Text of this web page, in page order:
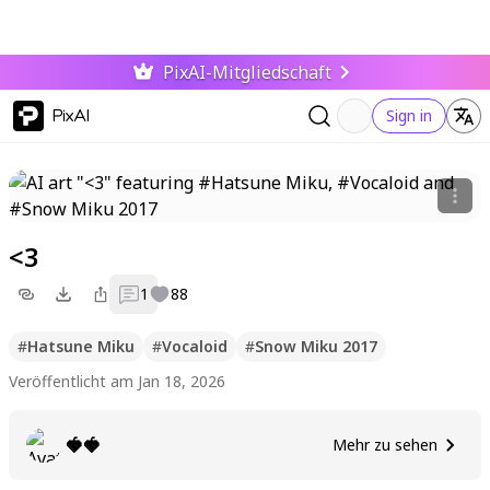
PixAI-Mitgliedschaft
PixAI Sign in
<3
1 88
#Hatsune Miku #Vocaloid #Snow Miku 2017
Veröffentlicht am Jan 18, 2026
🍓🍓 Mehr zu sehen